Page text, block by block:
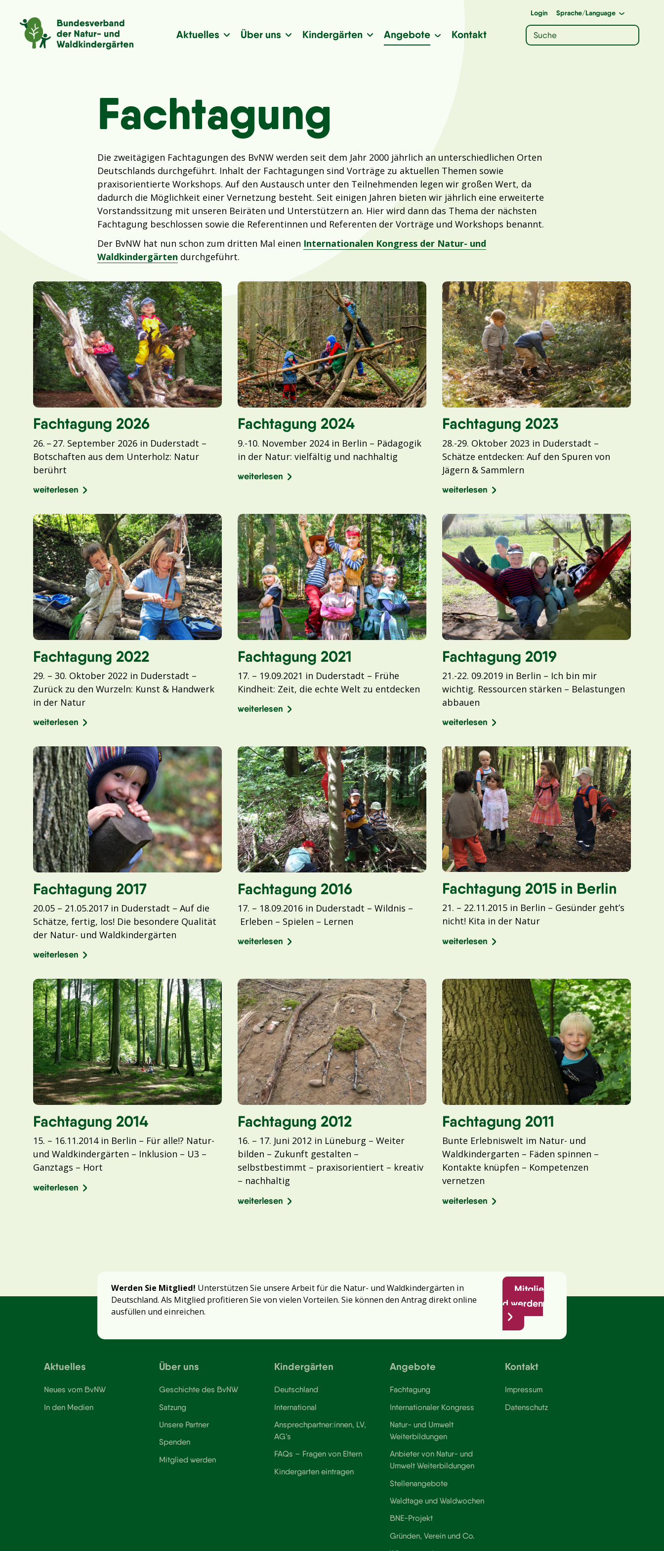
Login Sprache/Language
Aktuelles Über uns Kindergärten Angebote Kontakt
Fachtagung
Die zweitägigen Fachtagungen des BvNW werden seit dem Jahr 2000 jährlich an unterschiedlichen Orten
Deutschlands durchgeführt. Inhalt der Fachtagungen sind Vorträge zu aktuellen Themen sowie
praxisorientierte Workshops. Auf den Austausch unter den Teilnehmenden legen wir großen Wert, da
dadurch die Möglichkeit einer Vernetzung besteht. Seit einigen Jahren bieten wir jährlich eine erweiterte
Vorstandssitzung mit unseren Beiräten und Unterstützern an. Hier wird dann das Thema der nächsten
Fachtagung beschlossen sowie die Referentinnen und Referenten der Vorträge und Workshops benannt.
Der BvNW hat nun schon zum dritten Mal einen Internationalen Kongress der Natur- und
Waldkindergärten durchgeführt.
Fachtagung 2026
26. – 27. September 2026 in Duderstadt –
Botschaften aus dem Unterholz: Natur
berührt
weiterlesen
Fachtagung 2024
9.-10. November 2024 in Berlin – Pädagogik
in der Natur: vielfältig und nachhaltig
weiterlesen
Fachtagung 2023
28.-29. Oktober 2023 in Duderstadt –
Schätze entdecken: Auf den Spuren von
Jägern & Sammlern
weiterlesen
Fachtagung 2022
29. – 30. Oktober 2022 in Duderstadt –
Zurück zu den Wurzeln: Kunst & Handwerk
in der Natur
weiterlesen
Fachtagung 2021
17. – 19.09.2021 in Duderstadt – Frühe
Kindheit: Zeit, die echte Welt zu entdecken
weiterlesen
Fachtagung 2019
21.-22. 09.2019 in Berlin – Ich bin mir
wichtig. Ressourcen stärken – Belastungen
abbauen
weiterlesen
Fachtagung 2017
20.05 – 21.05.2017 in Duderstadt – Auf die
Schätze, fertig, los! Die besondere Qualität
der Natur- und Waldkindergärten
weiterlesen
Fachtagung 2016
17. – 18.09.2016 in Duderstadt – Wildnis –
Erleben – Spielen – Lernen
weiterlesen
Fachtagung 2015 in Berlin
21. – 22.11.2015 in Berlin – Gesünder geht’s
nicht! Kita in der Natur
weiterlesen
Fachtagung 2014
15. – 16.11.2014 in Berlin – Für alle!? Natur-
und Waldkindergärten – Inklusion – U3 –
Ganztags – Hort
weiterlesen
Fachtagung 2012
16. – 17. Juni 2012 in Lüneburg – Weiter
bilden – Zukunft gestalten –
selbstbestimmt – praxisorientiert – kreativ
– nachhaltig
weiterlesen
Fachtagung 2011
Bunte Erlebniswelt im Natur- und
Waldkindergarten – Fäden spinnen –
Kontakte knüpfen – Kompetenzen
vernetzen
weiterlesen
Werden Sie Mitglied! Unterstützen Sie unsere Arbeit für die Natur- und Waldkindergärten in
Deutschland. Als Mitglied profitieren Sie von vielen Vorteilen. Sie können den Antrag direkt online
ausfüllen und einreichen.
Mitglie
d werden
Aktuelles
Neues vom BvNW
In den Medien
Über uns
Geschichte des BvNW
Satzung
Unsere Partner
Spenden
Mitglied werden
Kindergärten
Deutschland
International
Ansprechpartner:innen, LV,
AG’s
FAQs – Fragen von Eltern
Kindergarten eintragen
Angebote
Fachtagung
Internationaler Kongress
Natur- und Umwelt
Weiterbildungen
Anbieter von Natur- und
Umwelt Weiterbildungen
Stellenangebote
Waldtage und Waldwochen
BNE-Projekt
Gründen, Verein und Co.
Kontakt
Impressum
Datenschutz